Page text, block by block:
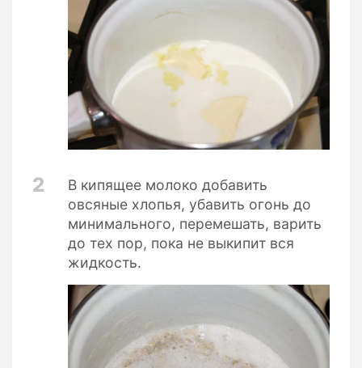
2
В кипящее молоко добавить
овсяные хлопья, убавить огонь до
минимального, перемешать, варить
до тех пор, пока не выкипит вся
жидкость.